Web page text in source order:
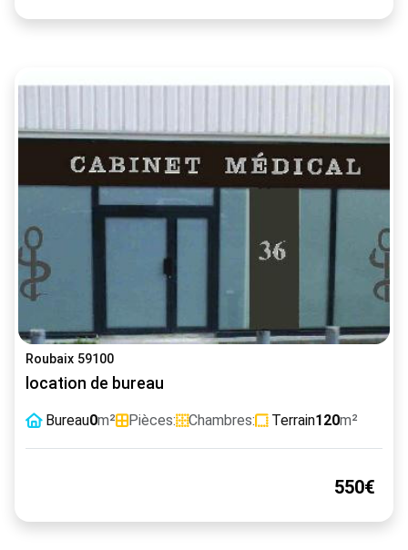
Roubaix 59100
location de bureau
Bureau0m² Pièces: Chambres: Terrain120m²
550€